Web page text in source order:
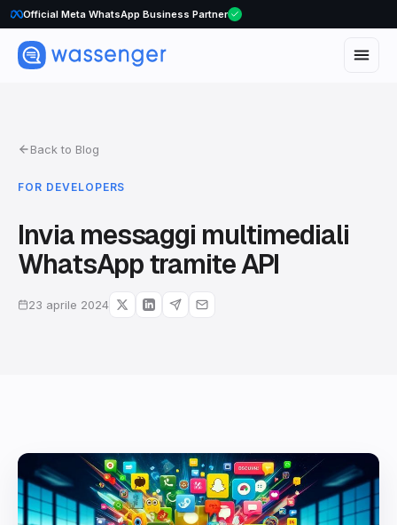
Official Meta WhatsApp Business Partner
WhatsApp Voice Calls are here
Back to Blog
FOR DEVELOPERS
Invia messaggi multimediali
WhatsApp tramite API
23 aprile 2024